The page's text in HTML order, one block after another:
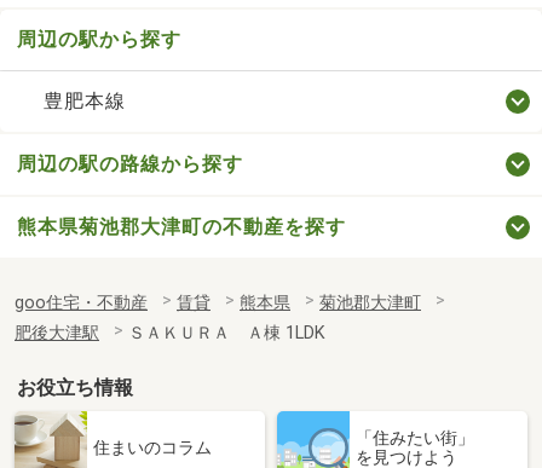
周辺の駅から探す
豊肥本線
周辺の駅の路線から探す
熊本県菊池郡大津町の不動産を探す
goo住宅・不動産 賃貸 熊本県
菊池郡大津町
肥後大津駅
ＳＡＫＵＲＡ Ａ棟 1LDK
お役立ち情報
住まいのコラム
「住みたい街」
を見つけよう